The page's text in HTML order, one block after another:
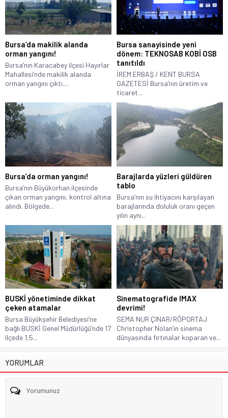
Bursa’da makilik alanda
orman yangını!
Bursa’nın Karacabey ilçesi Hayırlar
Mahallesi’nde makilik alanda
orman yangını çıktı....
Bursa sanayisinde yeni
dönem: TEKNOSAB KOBİ OSB
tanıtıldı
İREM ERBAŞ / KENT BURSA
GAZETESİ Bursa’nın üretim ve
ticaret...
Bursa’da orman yangını!
Bursa’nın Büyükorhan ilçesinde
çıkan orman yangını, kontrol altına
alındı. Bölgede...
Barajlarda yüzleri güldüren
tablo
Bursa’nın su ihtiyacını karşılayan
barajlarında doluluk oranı geçen
yılın aynı...
BUSKİ yönetiminde dikkat
çeken atamalar
Bursa Büyükşehir Belediyesi’ne
bağlı BUSKİ Genel Müdürlüğü’nde 17
ilçede 1,5...
Sinematografide IMAX
devrimi!
SEMA NUR ÇINAR/RÖPORTAJ
Christopher Nolan’ın sinema
dünyasında fırtınalar koparan ve...
YORUMLAR